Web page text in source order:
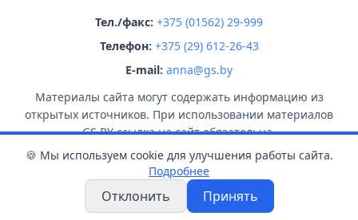
Тел./факс: +375 (01562) 29-999
Телефон: +375 (29) 612-26-43
E-mail: anna@gs.by
Материалы сайта могут содержать информацию из
открытых источников. При использовании материалов
GS.BY ссылка на сайт обязательна.
© 2026 GS.BY. Все права защищены.
🍪 Мы используем cookie для улучшения работы сайта.
Подробнее
Отклонить Принять